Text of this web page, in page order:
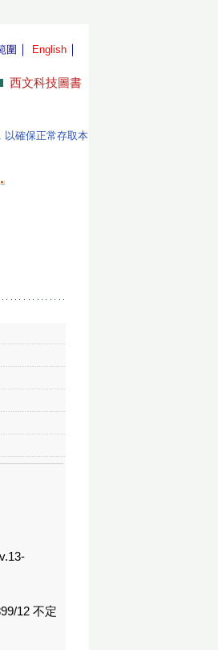
圍 English
西文科技圖書
以確保正常存取本
12 不定